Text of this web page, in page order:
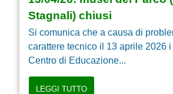
Stagnali) chiusi
Si comunica che a causa di
carattere tecnico il 13 aprile 2026 i
Centro di Educazione...
LEGGI TUTTO